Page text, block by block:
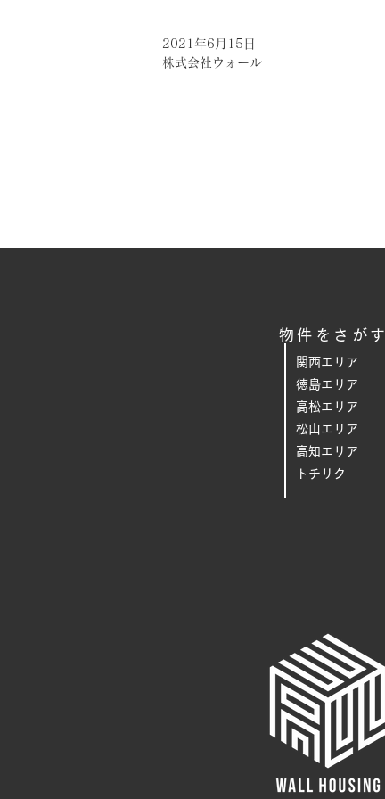
2021年6月15日
株式会社ウォール
物件をさがす
関西エリア
徳島エリア
高松エリア
松山エリア
高知エリア
トチリク